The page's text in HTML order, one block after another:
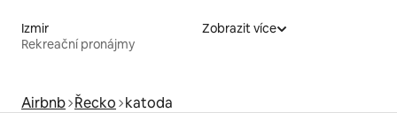
Izmir
Rekreační pronájmy
Zobrazit více
Airbnb Řecko katoda